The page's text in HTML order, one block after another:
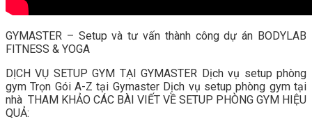
GYMASTER – Setup và tư vấn thành công dự án BODYLAB
FITNESS & YOGA
DỊCH VỤ SETUP GYM TẠI GYMASTER Dịch vụ setup phòng
gym Trọn Gói A-Z tại Gymaster Dịch vụ setup phòng gym tại
nhà THAM KHẢO CÁC BÀI VIẾT VỀ SETUP PHÒNG GYM HIỆU
QUẢ: